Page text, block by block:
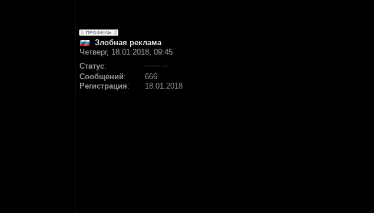
Злобная реклама
Четверг, 18.01.2018, 09:45
Статус:
Сообщений:
666
Регистрация: 18.01.2018